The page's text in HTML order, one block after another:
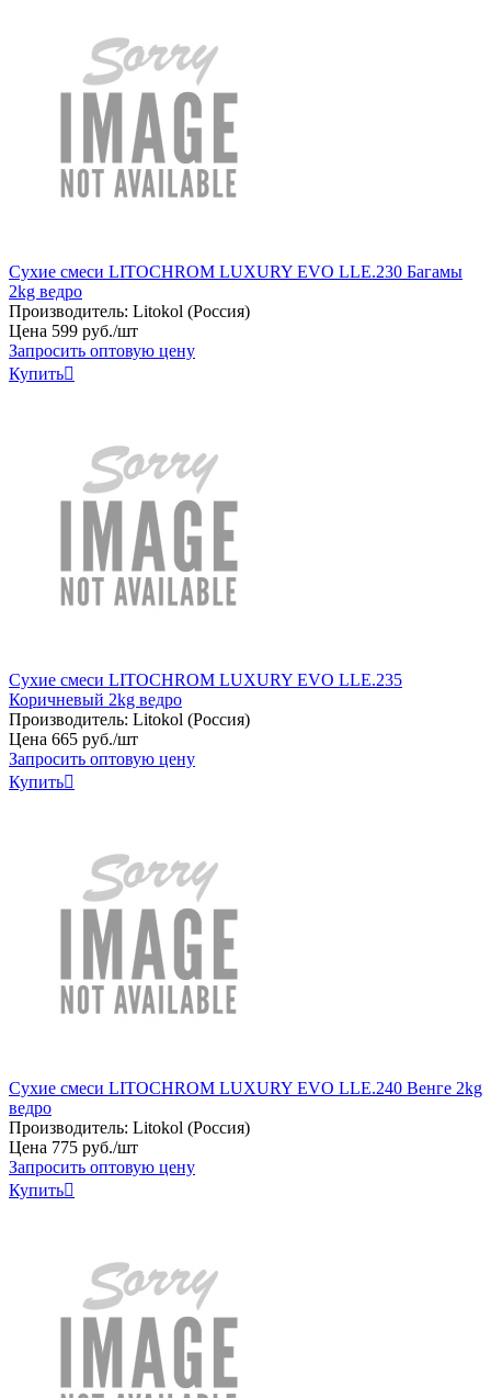
Сухие смеси LITOCHROM LUXURY EVO LLE.230 Багамы
2kg ведро
Производитель: Litokol (Россия)
Цена 599 руб./шт
Запросить оптовую цену
Купить
Сухие смеси LITOCHROM LUXURY EVO LLE.235
Коричневый 2kg ведро
Производитель: Litokol (Россия)
Цена 665 руб./шт
Запросить оптовую цену
Купить
Сухие смеси LITOCHROM LUXURY EVO LLE.240 Венге 2kg
ведро
Производитель: Litokol (Россия)
Цена 775 руб./шт
Запросить оптовую цену
Купить